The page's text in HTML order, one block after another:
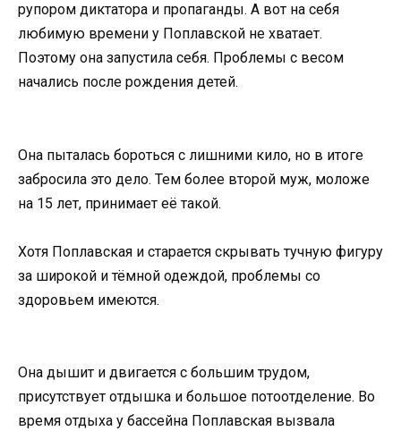
рупором диктатора и пропаганды. А вот на себя
любимую времени у Поплавской не хватает.
Поэтому она запустила себя. Проблемы с весом
начались после рождения детей.
Она пыталась бороться с лишними кило, но в итоге
забросила это дело. Тем более второй муж, моложе
на 15 лет, принимает её такой.
Хотя Поплавская и старается скрывать тучную фигуру
за широкой и тёмной одеждой, проблемы со
здоровьем имеются.
Она дышит и двигается с большим трудом,
присутствует отдышка и большое потоотделение. Во
время отдыха у бассейна Поплавская вызвала